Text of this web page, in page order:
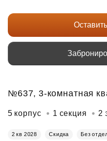
№637, 3-комнатная
5 корпус 1 секция 2
2 кв 2028 Скидка Без